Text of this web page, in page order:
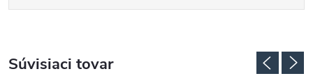
Súvisiaci tovar